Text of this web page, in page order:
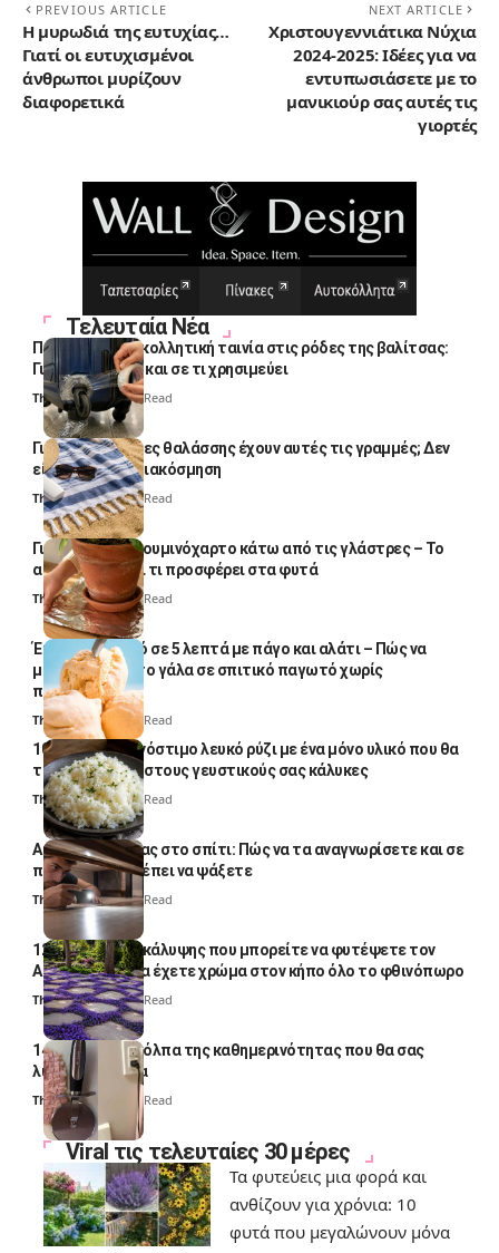
PREVIOUS ARTICLE
Η μυρωδιά της ευτυχίας…
Γιατί οι ευτυχισμένοι
άνθρωποι μυρίζουν
διαφορετικά
NEXT ARTICLE
Χριστουγεννιάτικα Νύχια
2024-2025: Ιδέες για να
εντυπωσιάσετε με το
μανικιούρ σας αυτές τις
γιορτές
Τελευταία Νέα
Πολλοί βάζουν κολλητική ταινία στις ρόδες της βαλίτσας:
Γιατί το κάνουν και σε τι χρησιμεύει
Thali Ombre4 Min Read
Γιατί οι πετσέτες θαλάσσης έχουν αυτές τις γραμμές; Δεν
είναι μόνο για διακόσμηση
Thali Ombre5 Min Read
Γιατί βάζουν αλουμινόχαρτο κάτω από τις γλάστρες – Το
απλό κόλπο και τι προσφέρει στα φυτά
Thali Ombre4 Min Read
Έτοιμο παγωτό σε 5 λεπτά με πάγο και αλάτι – Πώς να
μετατρέψετε το γάλα σε σπιτικό παγωτό χωρίς
παγωτομηχανή
Thali Ombre 4 Min Read
10 φορές ποιο νόστιμο λευκό ρύζι με ένα μόνο υλικό που θα
το απογειώσει στους γευστικούς σας κάλυκες
Thali Ombre4 Min Read
Αυγά κατσαρίδας στο σπίτι: Πώς να τα αναγνωρίσετε και σε
ποια σημεία πρέπει να ψάξετε
Thali Ombre4 Min Read
12 φυτά εδαφοκάλυψης που μπορείτε να φυτέψετε τον
Αύγουστο για να έχετε χρώμα στον κήπο όλο το φθινόπωρο
Thali Ombre7 Min Read
14 πανέξυπνα κόλπα της καθημερινότητας που θα σας
λύσουν τα χέρια
Thali Ombre 6 Min Read
Viral τις τελευταίες 30 μέρες
Τα φυτεύεις μια φορά και
ανθίζουν για χρόνια: 10
φυτά που μεγαλώνουν μόνα